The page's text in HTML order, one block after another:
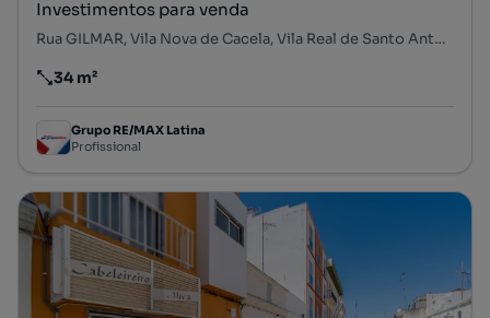
Investimentos para venda
Rua GILMAR, Vila Nova de Cacela, Vila Real de Santo António, Faro
Preço por metro quadrado
34 m²
Grupo RE/MAX Latina
Profissional